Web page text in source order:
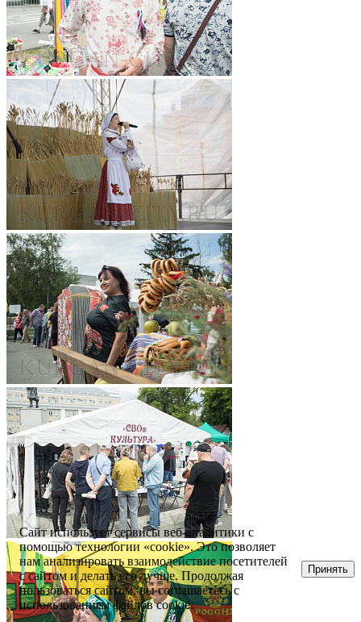
Сайт использует сервисы веб-аналитики с
помощью технологии «cookie». Это позволяет
нам анализировать взаимодействие посетителей
с сайтом и делать его лучше. Продолжая
пользоваться сайтом, вы соглашаетесь с
использованием файлов cookie.
Принять